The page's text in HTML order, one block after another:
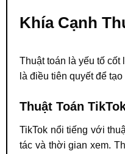
Khía Cạnh
Thuật toán là yếu tố cốt
là điều tiên quyết để
Thuật Toán
TikTok nổi tiếng với
tác và thời gian xem.